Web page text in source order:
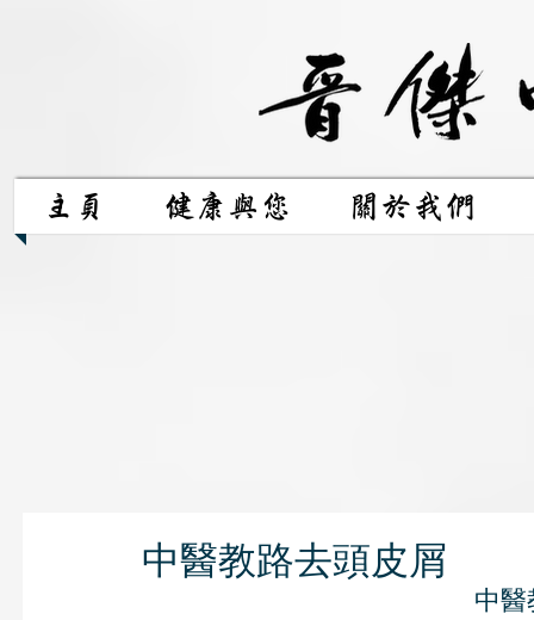
主頁 健康與您 關於我們
中醫教路去頭皮屑
中醫